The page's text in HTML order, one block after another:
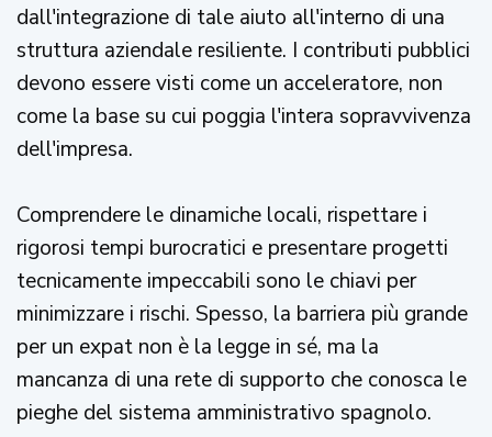
dall'integrazione di tale aiuto all'interno di una
struttura aziendale resiliente. I contributi pubblici
devono essere visti come un acceleratore, non
come la base su cui poggia l'intera sopravvivenza
dell'impresa.
Comprendere le dinamiche locali, rispettare i
rigorosi tempi burocratici e presentare progetti
tecnicamente impeccabili sono le chiavi per
minimizzare i rischi. Spesso, la barriera più grande
per un expat non è la legge in sé, ma la
mancanza di una rete di supporto che conosca le
pieghe del sistema amministrativo spagnolo.